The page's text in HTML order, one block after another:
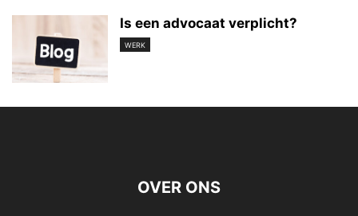
Is een advocaat verplicht?
WERK
OVER ONS